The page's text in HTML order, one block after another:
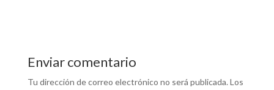
Enviar comentario
Tu dirección de correo electrónico no será publicada. Los